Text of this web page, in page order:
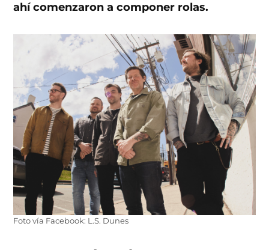
ahí comenzaron a componer rolas.
Foto vía Facebook: L.S. Dunes